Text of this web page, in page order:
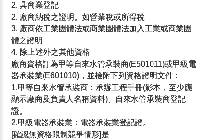
2. 具商業登記
2. 廠商納稅之證明。如營業稅或所得稅
3. 廠商依工業團體法或商業團體法加入工業或商業團
體之證明
4. 除上述外之其他資格
廠商資格訂為甲等自來水管承裝商(E501011)或甲級電
器承裝業(E601010)，並檢附下列資格證明文件：
1.甲等自來水管承裝商：承辦工程手冊(影本，至少應
顯示廠商及負責人名稱資料)、自來水管承裝商登記
證。
2.甲級電器承裝業：電器承裝業登記證。
[確認無資格限制競爭情形]是